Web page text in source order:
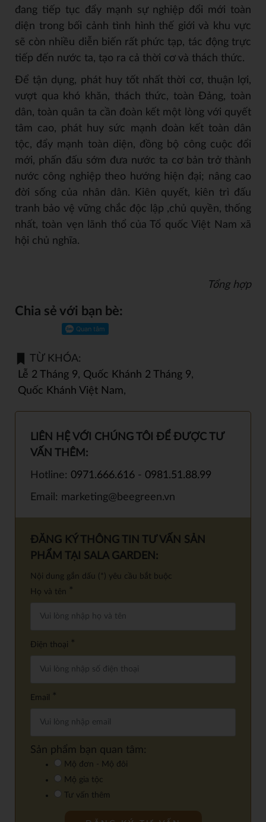
đang tiếp tục đẩy mạnh sự nghiệp đổi mới toàn
diện trong bối cảnh tình hình thế giới và khu vực
sẽ còn nhiều diễn biến rất phức tạp, tác động trực
tiếp đến nước ta, tạo ra cả thời cơ và thách thức.
Để tận dụng, phát huy tốt nhất thời cơ, thuận lợi,
vượt qua khó khăn, thách thức, toàn Đảng, toàn
dân, toàn quân ta cần đoàn kết một lòng với quyết
tâm cao, phát huy sức mạnh đoàn kết toàn dân
tộc, đẩy mạnh toàn diện, đồng bộ công cuộc đổi
mới, phấn đấu sớm đưa nước ta cơ bản trở thành
nước công nghiệp theo hướng hiện đại; nâng cao
đời sống của nhân dân. Kiên quyết, kiên trì đấu
tranh bảo vệ vững chắc độc lập ,chủ quyền, thống
nhất, toàn vẹn lãnh thổ của Tổ quốc Việt Nam xã
hội chủ nghĩa.
Tổng hợp
Chia sẻ với bạn bè:
TỪ KHÓA:
Lễ 2 Tháng 9, Quốc Khánh 2 Tháng 9,
Quốc Khánh Việt Nam,
LIÊN HỆ VỚI CHÚNG TÔI ĐỂ ĐƯỢC TƯ
VẤN THÊM:
Hotline: 0971.666.616 - 0981.51.88.99
Email: marketing@beegreen.vn
ĐĂNG KÝ THÔNG TIN TƯ VẤN SẢN
PHẨM TẠI SALA GARDEN:
Nội dung gắn dấu (*) yêu cầu bắt buộc
Họ và tên *
Điện thoại *
Email *
Sản phẩm bạn quan tâm:
Mộ đơn - Mộ đôi
Mộ gia tộc
Tư vấn thêm